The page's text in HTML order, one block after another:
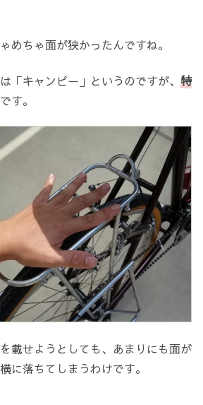
めちゃ面が狭かったんですね。
「キャンピー」というのですが、 特
です。
載せようとしても、あまりにも面が
に落ちてしまうわけです。